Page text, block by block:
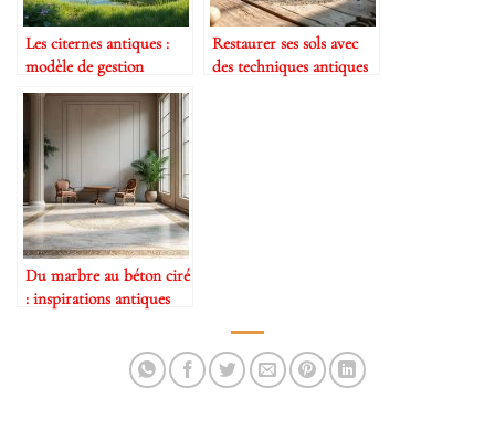
Les citernes antiques :
modèle de gestion
durable de l’eau
Restaurer ses sols avec
des techniques antiques
Du marbre au béton ciré
: inspirations antiques